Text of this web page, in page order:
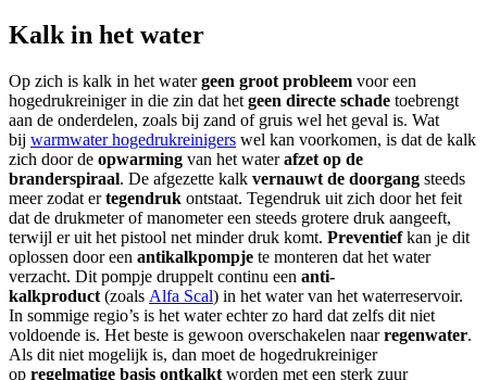
Kalk in het water
Op zich is kalk in het watergeen groot probleem voor een
hogedrukreiniger in die zin dat het geen directe schade toebrengt
aan de onderdelen, zoals bij zand of gruis wel het geval is. Wat
bij warmwater hogedrukreinigers wel kan voorkomen, is dat de kalk
zich door de opwarming van het waterafzet op de
branderspiraal. De afgezette kalk vernauwt de doorgang steeds
meer zodat ertegendruk ontstaat. Tegendruk uit zich door het feit
dat de drukmeter of manometer een steeds grotere druk aangeeft,
terwijl er uit het pistool net minder druk komt. Preventiefkan je dit
oplossen door een antikalkpompje te monteren dat het water
verzacht. Dit pompje druppelt continu een anti-
kalkproduct (zoals Alfa Scal) in het water van het waterreservoir.
In sommige regio’s is het water echter zo hard dat zelfs dit niet
voldoende is. Het beste is gewoon overschakelen naarregenwater.
Als dit niet mogelijk is, dan moet de hogedrukreiniger
op regelmatige basis ontkalkt worden met een sterk zuur